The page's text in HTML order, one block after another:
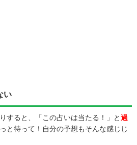
い
すると、「この占いは当たる！」と過
と待って！自分の予想もそんな感じじ